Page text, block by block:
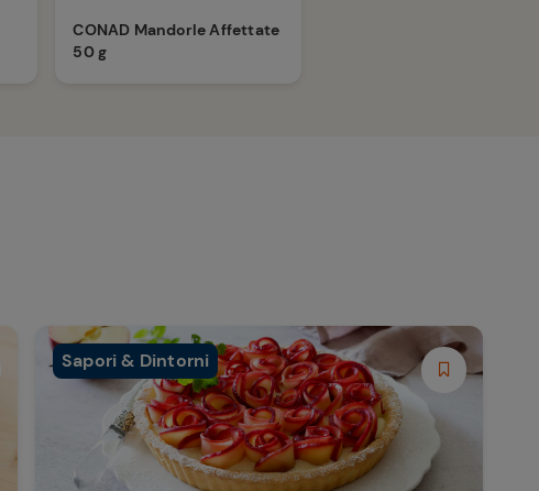
CONAD Mandorle Affettate
50 g
Sapori & Dintorni